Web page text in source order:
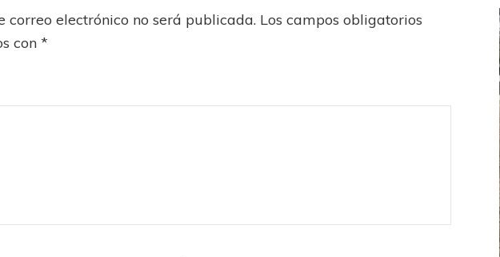
correo electrónico no será publicada. Los campos obligatorios
con*